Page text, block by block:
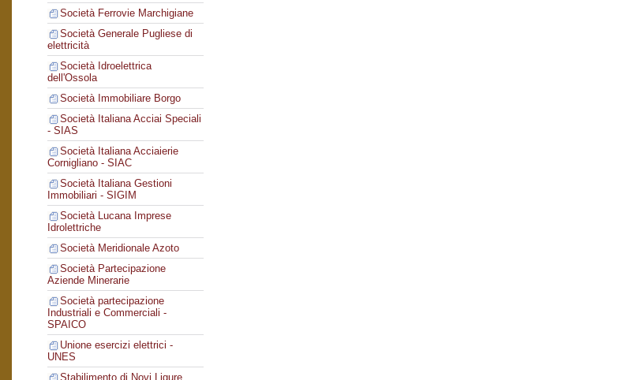
Società Ferrovie Marchigiane
Società Generale Pugliese di
elettricità
Società Idroelettrica
dell'Ossola
Società Immobiliare Borgo
Società Italiana Acciai Speciali
- SIAS
Società Italiana Acciaierie
Cornigliano - SIAC
Società Italiana Gestioni
Immobiliari - SIGIM
Società Lucana Imprese
Idrolettriche
Società Meridionale Azoto
Società Partecipazione
Aziende Minerarie
Società partecipazione
Industriali e Commerciali -
SPAICO
Unione esercizi elettrici -
UNES
Stabilimento di Novi Ligure